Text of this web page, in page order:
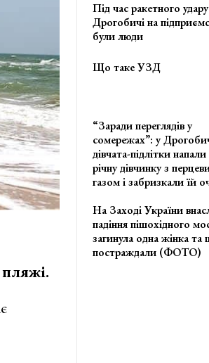
пляжі.
Під час ракетного
Дрогобичі на
були люди
Що таке УЗД
“Заради переглядів у
сомережах”: у
дівчата-підлітки
річну дівчинку з
газом і забризкали їй
На Заході України
падіння пішохідного
загинула одна жінка та
постраждали (ФОТО)